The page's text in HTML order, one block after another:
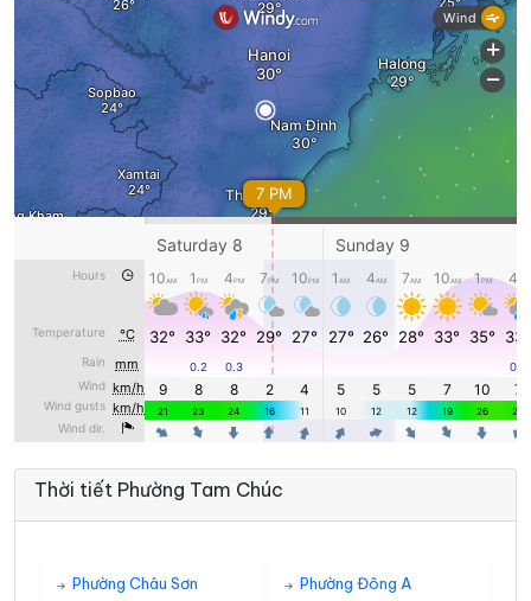
18:00 34° /42° Trời ít mây
32° /39° Mây rải rác
20:00 30° 37° Mây đen u ám
30°/36° Mây đen u ám
22:00 29°/ 36° Trời ít mây
/36°
T2 10/08
00:00 29° /35° Mây đen u ám
Thời tiết Phường Tam Chúc
Phường Châu Sơn Phường Đông A